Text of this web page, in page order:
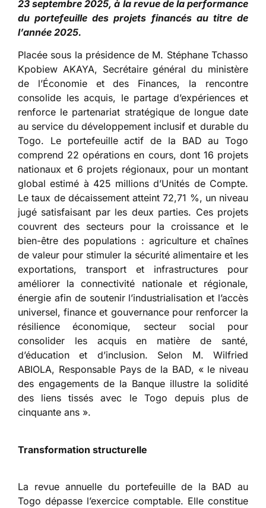
23 septembre 2025, à la revue de la performance
du portefeuille des projets financés au titre de
l’année 2025.
Placée sous la présidence de M. Stéphane Tchasso
Kpobiew AKAYA, Secrétaire général du ministère
de l’Économie et des Finances, la rencontre
consolide les acquis, le partage d’expériences et
renforce le partenariat stratégique de longue date
au service du développement inclusif et durable du
Togo. Le portefeuille actif de la BAD au Togo
comprend 22 opérations en cours, dont 16 projets
nationaux et 6 projets régionaux, pour un montant
global estimé à 425 millions d’Unités de Compte.
Le taux de décaissement atteint 72,71 %, un niveau
jugé satisfaisant par les deux parties. Ces projets
couvrent des secteurs pour la croissance et le
bien-être des populations : agriculture et chaînes
de valeur pour stimuler la sécurité alimentaire et les
exportations, transport et infrastructures pour
améliorer la connectivité nationale et régionale,
énergie afin de soutenir l’industrialisation et l’accès
universel, finance et gouvernance pour renforcer la
résilience économique, secteur social pour
consolider les acquis en matière de santé,
d’éducation et d’inclusion. Selon M. Wilfried
ABIOLA, Responsable Pays de la BAD, « le niveau
des engagements de la Banque illustre la solidité
des liens tissés avec le Togo depuis plus de
cinquante ans ».
Transformation structurelle
La revue annuelle du portefeuille de la BAD au
Togo dépasse l’exercice comptable. Elle constitue